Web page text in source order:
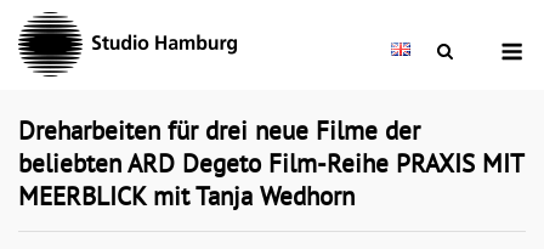
Skip
content
Dreharbeiten für drei neue Filme der
beliebten ARD Degeto Film-Reihe PRAXIS MIT
MEERBLICK mit Tanja Wedhorn